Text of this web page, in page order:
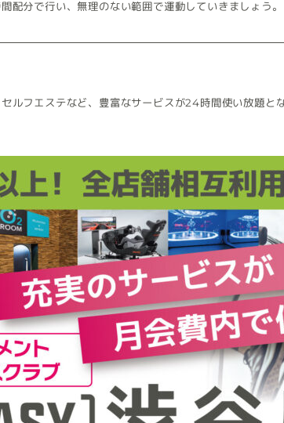
配分で行い、無理のない範囲で運動していきましょう。
ルフエステなど、豊富なサービスが24時間使い放題と